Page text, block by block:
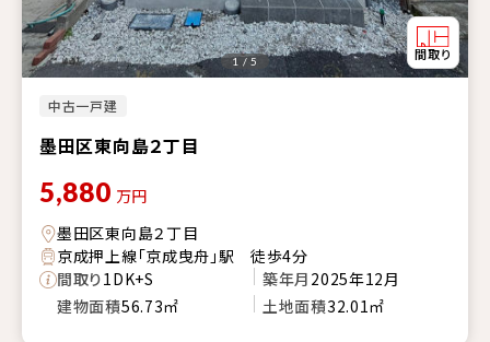
中古一戸建
墨田区東向島２丁目
1 / 5
5,880 万円
墨田区東向島２丁目
京成押上線「京成曳舟」駅 徒歩4分
間取り1DK+S 築年月 2025年12月
建物面積56.73㎡ 土地面積32.01㎡